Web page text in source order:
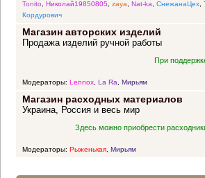
Tonito, Николай19850805, zaya, Nat-ka, СнежанаЦех,
Кордурович
Магазин авторских изделий
Продажа изделий ручной работы
При
Модераторы: Lennox, La Ra, Мирьям
Магазин расходных материалов
Украина, Россия и весь мир
Здесь можно приобрести
Модераторы: Рыженькая, Мирьям